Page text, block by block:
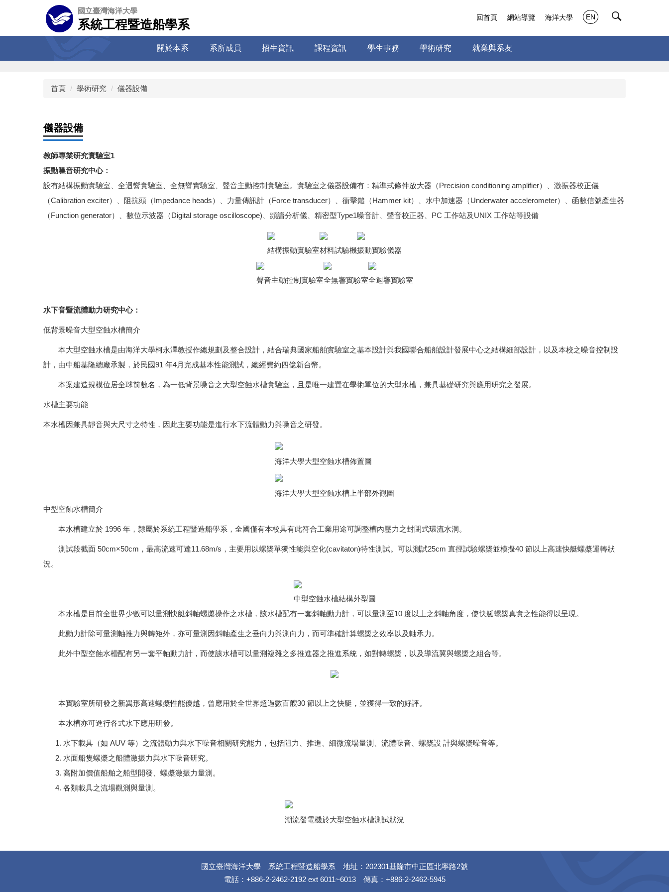
容
國立臺灣海洋大學
系統工程暨造船學系
關於本系 系所成員 招生資訊 課程資訊 學生事務 學術研究 就業與系友
回首頁 網站導覽 海洋大學 EN
首頁 學術研究 儀器設備
儀器設備
教師專業研究實驗室1
振動噪音研究中心：
設有結構振動實驗室、全迴響實驗室、全無響實驗室、聲音主動控制實驗室。實驗室之儀器設備有：精準式條件放大器（Precision conditioning amplifier）、激振器校正儀
（Calibration exciter）、阻抗頭（Impedance heads）、力量傳訊計（Force transducer）、衝擊鎚（Hammer kit）、水中加速器（Underwater accelerometer）、函數信號產生器
（Function generator）、數位示波器（Digital storage oscilloscope)、頻譜分析儀、精密型Type1噪音計、聲音校正器、PC 工作站及UNIX 工作站等設備
結構振動實驗室材料試驗機振動實驗儀器
聲音主動控制實驗室全無響實驗室全迴響實驗室
水下音暨流體動力研究中心：
低背景噪音大型空蝕水槽簡介
本大型空蝕水槽是由海洋大學柯永澤教授作總規劃及整合設計，結合瑞典國家船舶實驗室之基本設計與我國聯合船舶設計發展中心之結構細部設計，以及本校之噪音控制設
計，由中船基隆總廠承製，於民國91 年4月完成基本性能測試，總經費約四億新台幣。
本案建造規模位居全球前數名，為一低背景噪音之大型空蝕水槽實驗室，且是唯一建置在學術單位的大型水槽，兼具基礎研究與應用研究之發展。
水槽主要功能
本水槽因兼具靜音與大尺寸之特性，因此主要功能是進行水下流體動力與噪音之研發。
海洋大學大型空蝕水槽佈置圖
海洋大學大型空蝕水槽上半部外觀圖
中型空蝕水槽簡介
本水槽建立於 1996 年，隸屬於系統工程暨造船學系，全國僅有本校具有此符合工業用途可調整槽內壓力之封閉式環流水洞。
測試段截面 50cm×50cm，最高流速可達11.68m/s，主要用以螺槳單獨性能與空化(cavitaton)特性測試。可以測試25cm 直徑試驗螺槳並模擬40 節以上高速快艇螺槳運轉狀
況。
中型空蝕水槽結構外型圖
本水槽是目前全世界少數可以量測快艇斜軸螺槳操作之水槽，該水槽配有一套斜軸動力計，可以量測至10 度以上之斜軸角度，使快艇螺槳真實之性能得以呈現。
此動力計除可量測軸推力與轉矩外，亦可量測因斜軸產生之垂向力與測向力，而可準確計算螺槳之效率以及軸承力。
此外中型空蝕水槽配有另一套平軸動力計，而使該水槽可以量測複雜之多推進器之推進系統，如對轉螺槳，以及導流翼與螺槳之組合等。
本實驗室所研發之新翼形高速螺槳性能優越，曾應用於全世界超過數百艘30 節以上之快艇，並獲得一致的好評。
本水槽亦可進行各式水下應用研發。
水下載具（如 AUV 等）之流體動力與水下噪音相關研究能力，包括阻力、推進、細微流場量測、流體噪音、螺槳設 計與螺槳噪音等。
水面船隻螺槳之船體激振力與水下噪音研究。
高附加價值船舶之船型開發、螺槳激振力量測。
各類載具之流場觀測與量測。
潮流發電機於大型空蝕水槽測試狀況
國立臺灣海洋大學 系統工程暨造船學系 地址：202301基隆市中正區北寧路2號
電話：+886-2-2462-2192 ext 6011~6013 傳真：+886-2-2462-5945